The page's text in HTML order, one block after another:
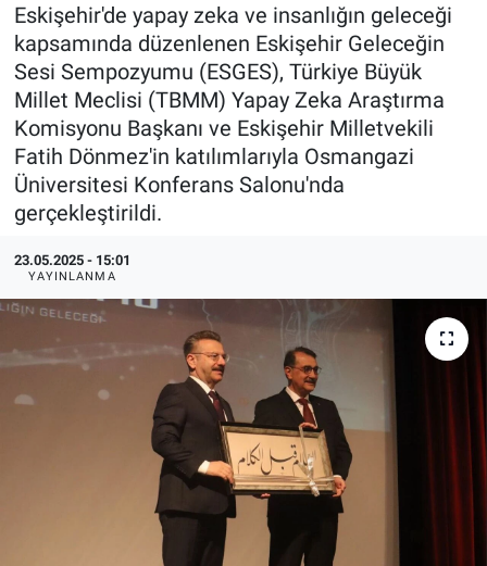
Eskişehir'de yapay zeka ve insanlığın geleceği
kapsamında düzenlenen Eskişehir Geleceğin
Sesi Sempozyumu (ESGES), Türkiye Büyük
Millet Meclisi (TBMM) Yapay Zeka Araştırma
Komisyonu Başkanı ve Eskişehir Milletvekili
Fatih Dönmez'in katılımlarıyla Osmangazi
Üniversitesi Konferans Salonu'nda
gerçekleştirildi.
23.05.2025 - 15:01
YAYINLANMA
TEKNOLOJİ
EKONOMİ
SPOR
ASAYİŞ
Son Dakika Haberleri
Haber Arşivi